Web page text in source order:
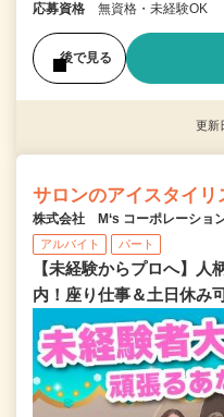
応募資格 無資格・未経験OK
後で見る
更新
サロンのアイスタイリ
株式会社 M‘s コーポレーショ
アルバイト パート
【未経験からプロへ】
内！座り仕事＆土日休み